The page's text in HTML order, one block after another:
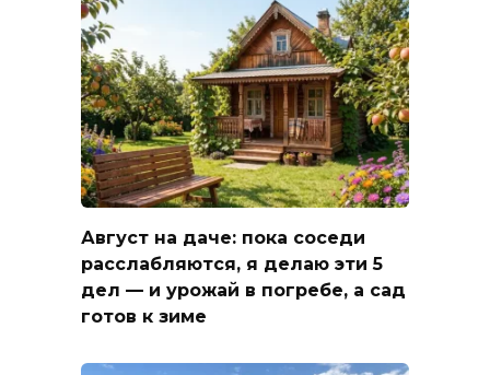
Август на даче: пока соседи
расслабляются, я делаю эти 5
дел — и урожай в погребе, а сад
готов к зиме